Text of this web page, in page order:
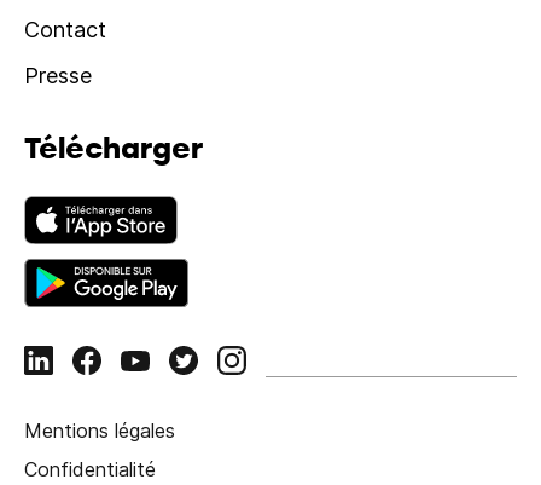
Contact
Presse
Télécharger
Mentions légales
Confidentialité